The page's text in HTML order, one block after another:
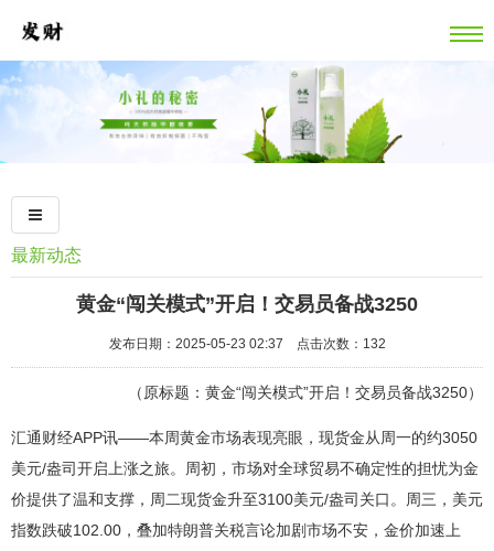
最新动态
黄金“闯关模式”开启！交易员备战3250
发布日期：2025-05-23 02:37 点击次数：132
（原标题：黄金“闯关模式”开启！交易员备战3250）
汇通财经APP讯——本周黄金市场表现亮眼，现货金从周一的约3050
美元/盎司开启上涨之旅。周初，市场对全球贸易不确定性的担忧为金
价提供了温和支撑，周二现货金升至3100美元/盎司关口。周三，美元
指数跌破102.00，叠加特朗普关税言论加剧市场不安，金价加速上